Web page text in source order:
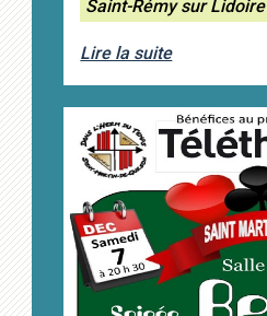
Saint-Rémy sur Lidoire
Lire la suite